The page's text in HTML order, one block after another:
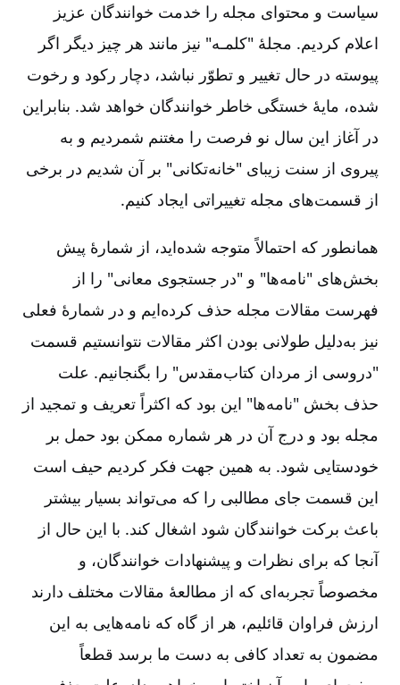
سیاست و محتوای مجله را خدمت خوانندگان عزیز
اعلام کردیم. مجلۀ "کلمـه" نیز مانند هر چیز دیگر اگر
پیوسته در حال تغییر و تطوّر نباشد، دچار رکود و رخوت
شده، مایۀ خستگی خاطر خوانندگان خواهد شد. بنابراین
در آغاز این سال نو فرصت را مغتنم شمردیم و به
پیروی از سنت زیبای "خانه‌تکانی" بر آن شدیم در برخی
از قسمت‌های مجله تغییراتی ایجاد کنیم.
همانطور که احتمالاً متوجه شده‌اید، از شمارۀ پیش
بخش‌های "نامه‌‌ها" و "در جستجوی معانی" را از
فهرست مقالات مجله حذف کرده‌ایم و در شمارۀ فعلی
نیز به‌دلیل طولانی بودن اکثر مقالات نتوانستیم قسمت
"دروسی از مردان کتاب‌مقدس" را بگنجانیم. علت
حذف بخش "نامه‌ها" این بود که اکثراً تعریف و تمجید از
مجله بود و درج آن در هر شماره ممکن بود حمل بر
خودستایی شود. به همین جهت فکر کردیم حیف است
این قسمت جای مطالبی را که می‌تواند بسیار بیشتر
باعث برکت خوانندگان شود اشغال کند. با این حال از
آنجا که برای نظرات و پیشنهادات خوانندگان، و
مخصوصاً تجربه‌ای که از مطالعۀ مقالات مختلف دارند
ارزش فراوان قائلیم، هر از گاه که نامه‌هایی به این
مضمون به تعداد کافی به دست ما برسد قطعاً